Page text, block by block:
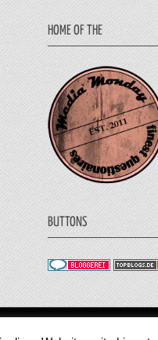
HOME OF THE
BUTTONS
© 2011 - 2018